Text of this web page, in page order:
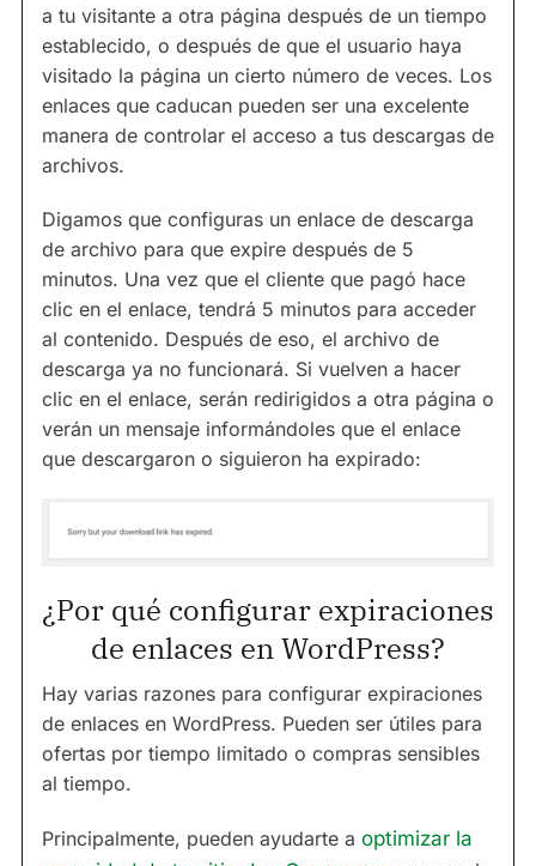
a tu visitante a otra página después de un tiempo
establecido, o después de que el usuario haya
visitado la página un cierto número de veces. Los
enlaces que caducan pueden ser una excelente
manera de controlar el acceso a tus descargas de
archivos.
Digamos que configuras un enlace de descarga
de archivo para que expire después de 5
minutos. Una vez que el cliente que pagó hace
clic en el enlace, tendrá 5 minutos para acceder
al contenido. Después de eso, el archivo de
descarga ya no funcionará. Si vuelven a hacer
clic en el enlace, serán redirigidos a otra página o
verán un mensaje informándoles que el enlace
que descargaron o siguieron ha expirado:
¿Por qué configurar expiraciones
de enlaces en WordPress?
Hay varias razones para configurar expiraciones
de enlaces en WordPress. Pueden ser útiles para
ofertas por tiempo limitado o compras sensibles
al tiempo.
Principalmente, pueden ayudarte a optimizar la